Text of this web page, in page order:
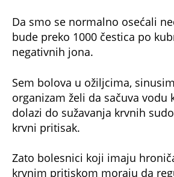
Da smo se normalno osećali
bude preko 1000 čestica po
negativnih jona.
Sem bolova u ožiljcima,
organizam želi da sačuva vodu
dolazi do sužavanja krvnih
krvni pritisak.
Zato bolesnici koji imaju
krvnim pritiskom moraju da